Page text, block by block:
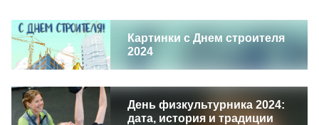
Картинки с Днем строителя
2024
День физкультурника 2024:
дата, история и традиции